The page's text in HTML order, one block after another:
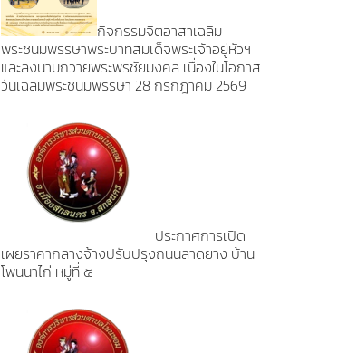
กิจกรรมจิตอาสาเฉลิม
พระชนมพรรษาพระบาทสมเด็จพระเจ้าอยู่หัวฯ
และลงนามถวายพระพรชัยมงคล เนื่องในโอกาส
วันเฉลิมพระชนมพรรษา 28 กรกฎาคม 2569
ประกาศการเปิด
เผยราคากลางจ้างปรับปรุงถนนลาดยาง บ้าน
โพนนาไก่ หมู่ที่ ๕